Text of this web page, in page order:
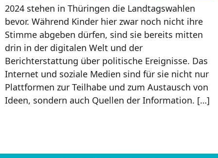
2024 stehen in Thüringen die Landtagswahlen
bevor. Während Kinder hier zwar noch nicht ihre
Stimme abgeben dürfen, sind sie bereits mitten
drin in der digitalen Welt und der
Berichterstattung über politische Ereignisse. Das
Internet und soziale Medien sind für sie nicht nur
Plattformen zur Teilhabe und zum Austausch von
Ideen, sondern auch Quellen der Information. […]